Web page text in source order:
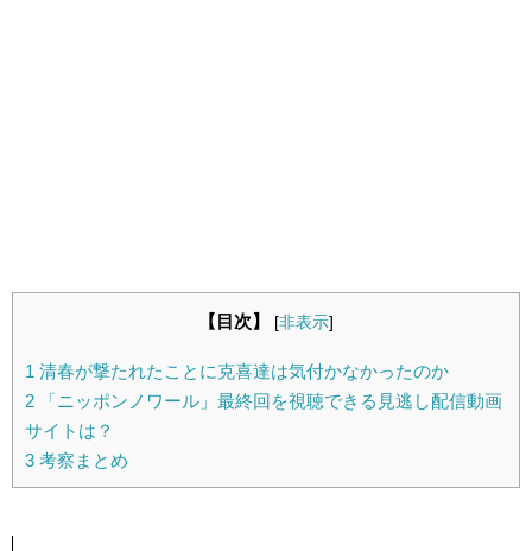
【目次】 [非表示]
1 清春が撃たれたことに克喜達は気付かなかったのか
2 「ニッポンノワール」最終回を視聴できる見逃し配信動画
サイトは？
3 考察まとめ